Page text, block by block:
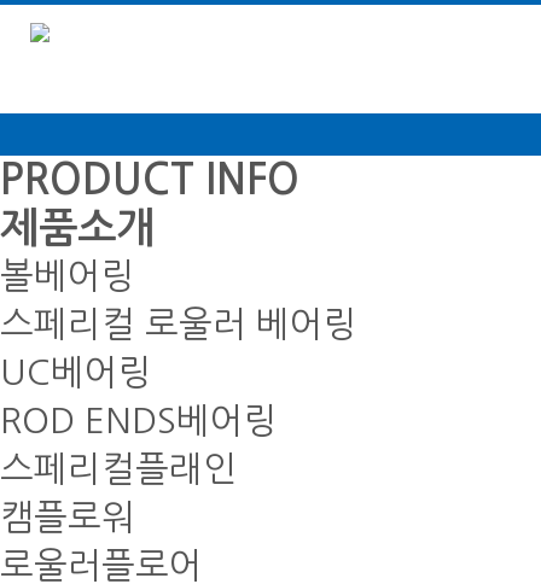
PRODUCT INFO
제품소개
볼베어링
스페리컬 로울러 베어링
UC베어링
ROD ENDS베어링
스페리컬플래인
캠플로워
로울러플로어